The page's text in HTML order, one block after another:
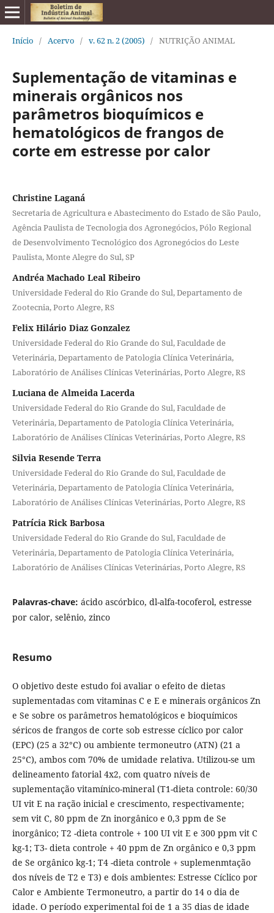
Início / Acervo / v. 62 n. 2 (2005) / NUTRIÇÃO ANIMAL
Suplementação de vitaminas e
minerais orgânicos nos
parâmetros bioquímicos e
hematológicos de frangos de
corte em estresse por calor
Christine Laganá
Secretaria de Agricultura e Abastecimento do Estado de São Paulo,
Agência Paulista de Tecnologia dos Agronegócios, Pólo Regional
de Desenvolvimento Tecnológico dos Agronegócios do Leste
Paulista, Monte Alegre do Sul, SP
Andréa Machado Leal Ribeiro
Universidade Federal do Rio Grande do Sul, Departamento de
Zootecnia, Porto Alegre, RS
Felix Hilário Diaz Gonzalez
Universidade Federal do Rio Grande do Sul, Faculdade de
Veterinária, Departamento de Patologia Clínica Veterinária,
Laboratório de Análises Clínicas Veterinárias, Porto Alegre, RS
Luciana de Almeida Lacerda
Universidade Federal do Rio Grande do Sul, Faculdade de
Veterinária, Departamento de Patologia Clínica Veterinária,
Laboratório de Análises Clínicas Veterinárias, Porto Alegre, RS
Silvia Resende Terra
Universidade Federal do Rio Grande do Sul, Faculdade de
Veterinária, Departamento de Patologia Clínica Veterinária,
Laboratório de Análises Clínicas Veterinárias, Porto Alegre, RS
Patrícia Rick Barbosa
Universidade Federal do Rio Grande do Sul, Faculdade de
Veterinária, Departamento de Patologia Clínica Veterinária,
Laboratório de Análises Clínicas Veterinárias, Porto Alegre, RS
Palavras-chave: ácido ascórbico, dl-alfa-tocoferol, estresse
por calor, selênio, zinco
Resumo
O objetivo deste estudo foi avaliar o efeito de dietas
suplementadas com vitaminas C e E e minerais orgânicos Zn
e Se sobre os parâmetros hematológicos e bioquímicos
séricos de frangos de corte sob estresse cíclico por calor
(EPC) (25 a 32°C) ou ambiente termoneutro (ATN) (21 a
25°C), ambos com 70% de umidade relativa. Utilizou-se um
delineamento fatorial 4x2, com quatro níveis de
suplementação vitamínico-mineral (T1-dieta controle: 60/30
UI vit E na ração inicial e crescimento, respectivamente;
sem vit C, 80 ppm de Zn inorgânico e 0,3 ppm de Se
inorgânico; T2 -dieta controle + 100 UI vit E e 300 ppm vit C
kg-1; T3- dieta controle + 40 ppm de Zn orgânico e 0,3 ppm
de Se orgânico kg-1; T4 -dieta controle + suplemenmtação
dos níveis de T2 e T3) e dois ambientes: Estresse Cíclico por
Calor e Ambiente Termoneutro, a partir do 14 o dia de
idade. O período experimental foi de 1 a 35 dias de idade